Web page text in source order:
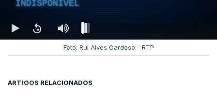
INDISPONÍVEL
Foto: Rui Alves Cardoso - RTP
ARTIGOS RELACIONADOS